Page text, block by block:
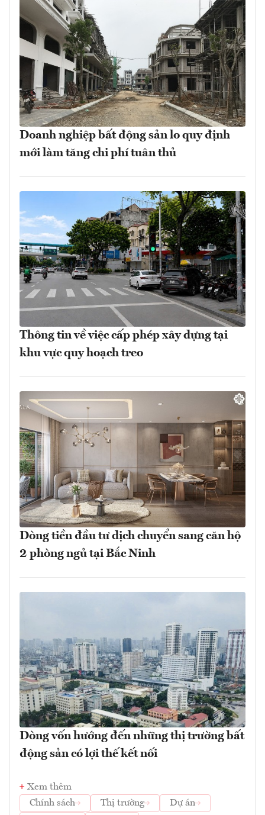
Doanh nghiệp bất động sản lo quy định
mới làm tăng chi phí tuân thủ
Thông tin về việc cấp phép xây dựng tại
khu vực quy hoạch treo
Dòng tiền đầu tư dịch chuyển sang căn hộ
2 phòng ngủ tại Bắc Ninh
Dòng vốn hướng đến những thị trường bất
động sản có lợi thế kết nối
Xem thêm
Chính sách
Thị trường
Dự án